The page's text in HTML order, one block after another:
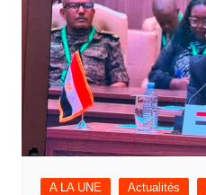
A LA UNE Actualités